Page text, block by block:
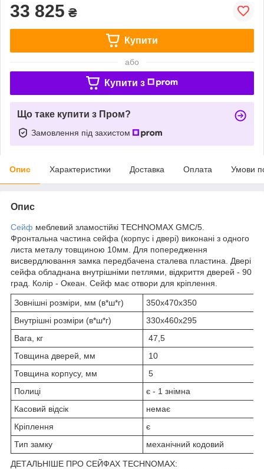
33 825 ₴
Купити
або
Купити з
Що таке купити з Пром?
Замовлення під захистом
Опис Характеристики Доставка Оплата Умови
Опис
Сейф меблевий зламостійкі TECHNOMAX GMС/5.
Фронтальна частина сейфа (корпус і двері) виконані з одного
листа металу товщиною 10мм. Для попередження
висвердлювання замка передбачена сталева пластина. Двері
сейфа обладнана внутрішніми петлями, відкриття дверей - 90
град. Колір - Океан. Сейф має отвори для кріплення.
Зовнішні розміри, мм (в*ш*г)
350х470х350
Внутрішні розміри (в*ш*г)
330х460х295
Вага, кг
47,5
Товщина дверей, мм
10
Товщина корпусу, мм
5
Полиці
є - 1 знімна
Касовий відсік
немає
Кріплення
є
Тип замку
механічний кодовий
ДЕТАЛЬНІШЕ ПРО СЕЙФАХ TECHNOMAX: